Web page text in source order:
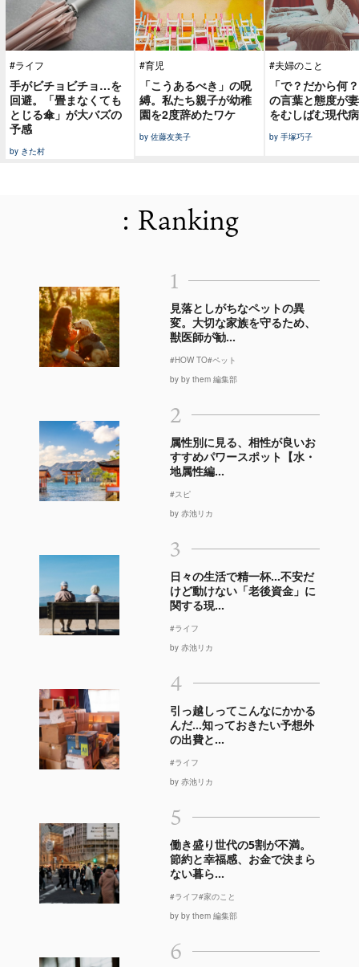
#ライフ
手がビチョビチョ…を
回避。「畳まなくても
とじる傘」が大バズの
予感
by きた村
#育児
「こうあるべき」の呪
縛。私たち親子が幼稚
園を2度辞めたワケ
by 佐藤友美子
#夫婦のこと
「で？だから何
の言葉と態度が
をむしばむ現代病
by 手塚巧子
: Ranking
1
見落としがちなペットの異
変。大切な家族を守るため、
獣医師が勧...
#HOW TO#ペット
by by them 編集部
2
属性別に見る、相性が良いお
すすめパワースポット【水・
地属性編...
#スピ
by 赤池リカ
3
日々の生活で精一杯…不安だ
けど動けない「老後資金」に
関する現...
#ライフ
by 赤池リカ
4
引っ越しってこんなにかかる
んだ…知っておきたい予想外
の出費と...
#ライフ
by 赤池リカ
5
働き盛り世代の5割が不満。
節約と幸福感、お金で決まら
ない暮ら...
#ライフ#家のこと
by by them 編集部
6